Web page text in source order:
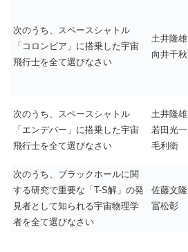
次のうち、スペースシャトル
「コロンビア」に搭乗した宇宙
飛行士を全て選びなさい
土井隆雄
向井千秋
次のうち、スペースシャトル
「エンデバー」に搭乗した宇宙
飛行士を全て選びなさい
土井隆雄
若田光一
毛利衛
次のうち、ブラックホールに関
する研究で重要な「T-S解」の発
見者として知られる宇宙物理学
者を全て選びなさい
佐藤文隆
冨松彰